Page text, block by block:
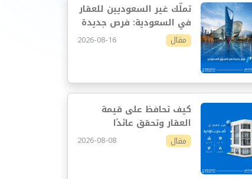
تملّك غير السعوديين للعقار
في السعودية: فرص جديدة
وإدارة أكثر احترافية
مقال 2026-08-16
كيف تحافظ على قيمة
العقار وتحقق عائدًا
مستدامًا
مقال 2026-08-08